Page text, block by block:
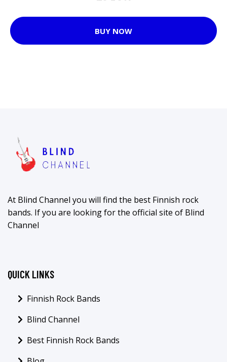
BUY NOW
At Blind Channel you will find the best Finnish rock
bands. If you are looking for the official site of Blind
Channel
QUICK LINKS
Finnish Rock Bands
Blind Channel
Best Finnish Rock Bands